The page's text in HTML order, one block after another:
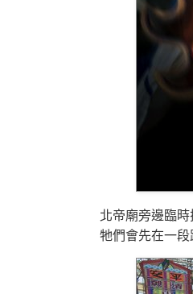
北帝廟旁邊臨
牠們會先在一